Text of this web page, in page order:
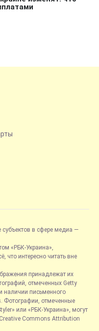
субъектов в сфере медиа —
«РБК-Украина»,
что интересно читать вне
принадлежат их
отмеченных Getty
наличии письменного
Фотографии, отмеченные
или «РБК-Украина», могут
Commons Attribution